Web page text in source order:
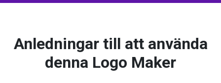
Anledningar till att använda
denna Logo Maker